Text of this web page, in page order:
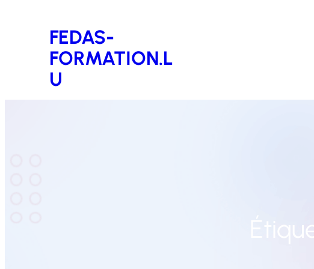
FEDAS-
FORMATION.L
U